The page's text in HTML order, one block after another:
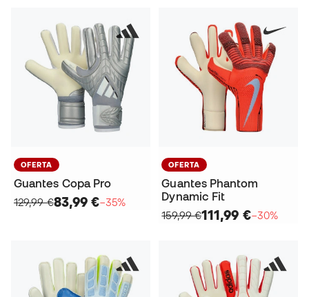
OFERTA
Guantes Copa Pro
129,99 €83,99 €−35%
OFERTA
Guantes Phantom
Dynamic Fit
159,99 €111,99 €−30%